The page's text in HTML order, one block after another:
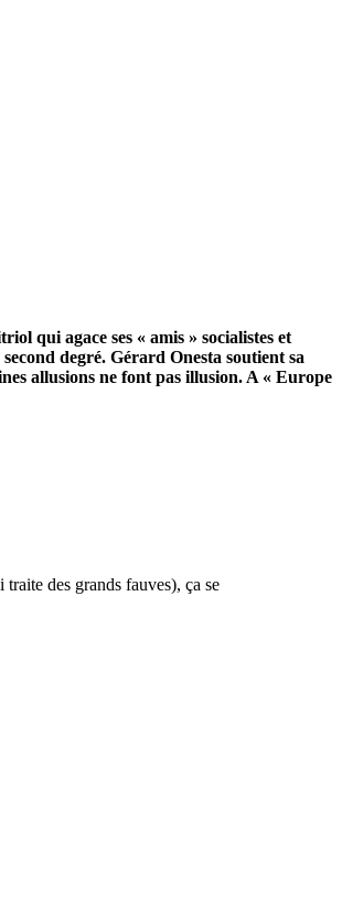
qui agace ses « amis » socialistes et
degré. Gérard Onesta soutient sa
allusions ne font pas illusion. A « Europe
des grands fauves), ça se